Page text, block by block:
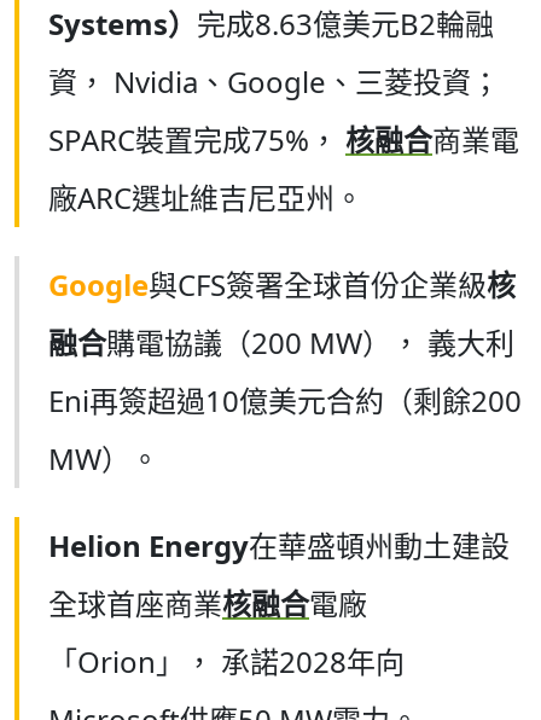
Systems） 完成8.63億美元B2輪融
資， Nvidia、Google、三菱投資；
SPARC裝置完成75%， 核融合商業電
廠ARC選址維吉尼亞州。
Google與CFS簽署全球首份企業級核
融合購電協議（200 MW）， 義大利
Eni再簽超過10億美元合約（剩餘200
MW）。
Helion Energy在華盛頓州動土建設
全球首座商業核融合電廠
「Orion」， 承諾2028年向